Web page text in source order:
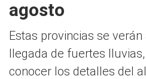
agosto
Estas provincias se
llegada de fuertes
conocer los detalles del